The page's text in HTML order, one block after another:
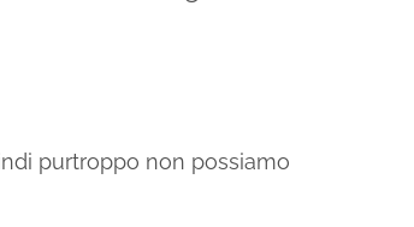
purtroppo non possiamo